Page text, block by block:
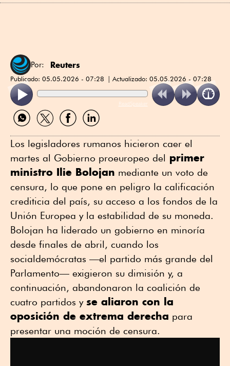
Por: Reuters
Publicado: 05.05.2026 - 07:28 Actualizado: 05.05.2026 - 07:28
ReadSpeaker
Compartir
por
Compartir
por
Compartir
por
Compartir
por
Los legisladores rumanos hicieron caer el
martes al Gobierno proeuropeo ⁠del primer
ministro Ilie Bolojan mediante un voto de
censura, lo que pone en peligro la calificación
crediticia del país, su acceso ⁠a los fondos de ⁠la
Unión Europea y la estabilidad de su moneda.
Bolojan ha liderado un gobierno en minoría
desde finales de abril, cuando los
socialdemócratas —el partido más grande del
Parlamento— exigieron su dimisión y, a
continuación, abandonaron la coalición de
cuatro partidos y se aliaron con la
oposición de extrema derecha para
presentar una moción de censura.